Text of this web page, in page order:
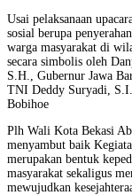
Usai pelaksanaan
sosial berupa
warga masyarakat di
secara simbolis oleh
S.H., Gubernur Jawa
TNI Deddy Suryadi,
Bobihoe
Plh Wali Kota Bekasi
menyambut baik
merupakan bentuk
masyarakat sekaligus
mewujudkan